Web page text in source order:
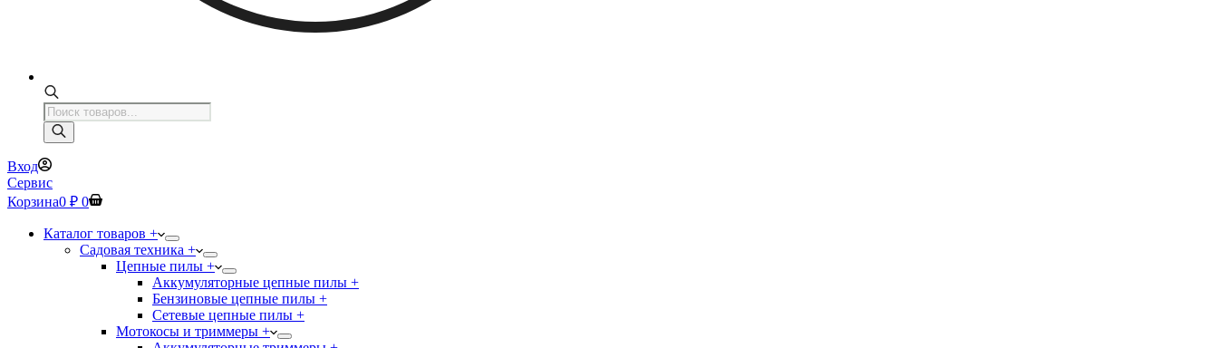
Поиск
товаров
Вход
Сервис
Корзина0 ₽ 0
Каталог товаров +
Садовая техника +
Цепные пилы +
Аккумуляторные цепные пилы +
Бензиновые цепные пилы +
Сетевые цепные пилы +
Мотокосы и триммеры +